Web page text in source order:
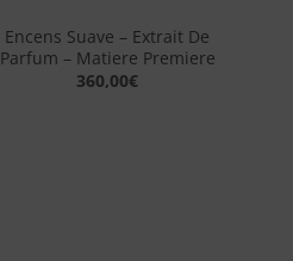
Encens Suave – Extrait De
Parfum – Matiere Premiere
360,00€